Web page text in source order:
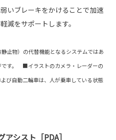
いブレーキをかけることで加速
減をサポートします。
止物）の代替機能となるシステムではあ
す。 ■イラストのカメラ・レーダーの
自動二輪車は、人が乗車している状態
シスト［PDA］